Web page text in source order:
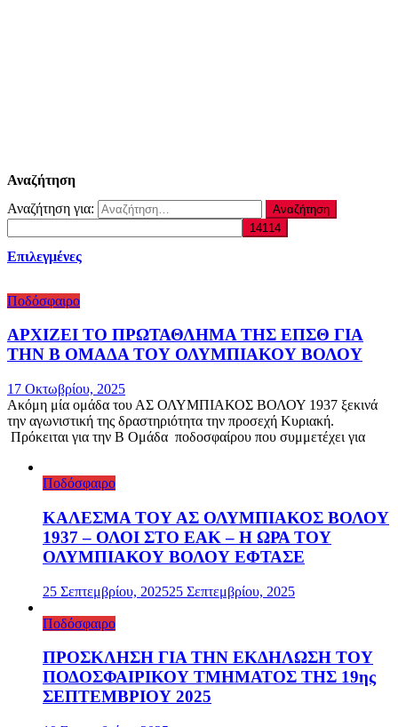
Αναζήτηση
Αναζήτηση για:
Επιλεγμένες
Ποδόσφαιρο
ΑΡΧΙΖΕΙ ΤΟ ΠΡΩΤΑΘΛΗΜΑ ΤΗΣ ΕΠΣΘ ΓΙΑ
ΤΗΝ Β ΟΜΑΔΑ ΤΟΥ ΟΛΥΜΠΙΑΚΟΥ ΒΟΛΟΥ
17 Οκτωβρίου, 2025
Ακόμη μία ομάδα του ΑΣ ΟΛΥΜΠΙΑΚΟΣ ΒΟΛΟΥ 1937 ξεκινά
την αγωνιστική της δραστηριότητα την προσεχή Κυριακή.
Πρόκειται για την Β Ομάδα ποδοσφαίρου που συμμετέχει για
Ποδόσφαιρο
ΚΑΛΕΣΜΑ ΤΟΥ ΑΣ ΟΛΥΜΠΙΑΚΟΣ ΒΟΛΟΥ
1937 – ΟΛΟΙ ΣΤΟ ΕΑΚ – Η ΩΡΑ ΤΟΥ
ΟΛΥΜΠΙΑΚΟΥ ΒΟΛΟΥ ΕΦΤΑΣΕ
25 Σεπτεμβρίου, 202525 Σεπτεμβρίου, 2025
Ποδόσφαιρο
ΠΡΟΣΚΛΗΣΗ ΓΙΑ ΤΗΝ ΕΚΔΗΛΩΣΗ ΤΟΥ
ΠΟΔΟΣΦΑΙΡΙΚΟΥ ΤΜΗΜΑΤΟΣ ΤΗΣ 19ης
ΣΕΠΤΕΜΒΡΙΟΥ 2025